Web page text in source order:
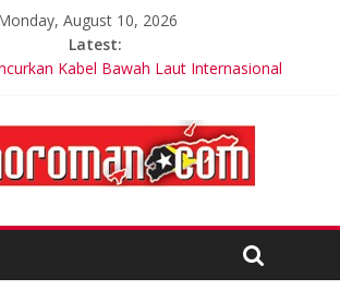
August 10, 2026
Latest:
Kabel Bawah Laut Internasional
Tak Dapat Penurunan Berat Badan
Cristiano Jr akan Lebih Besar dari Saya
di Timor-Leste: USARPAC Memperkuat